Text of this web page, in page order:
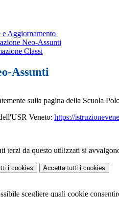
e Aggiornamento
Neo-Assunti
Classi
Assunti
sulla pagina della Scuola
Veneto: https://
terzi da questo utilizzati si
i cookies Accetta tutti i cookies
scegliere quali cookie